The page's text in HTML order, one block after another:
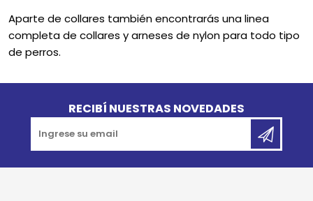
Aparte de collares también encontrarás una linea
completa de collares y arneses de nylon para todo tipo
de perros.
RECIBÍ NUESTRAS NOVEDADES